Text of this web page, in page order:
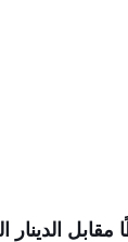
الدينار